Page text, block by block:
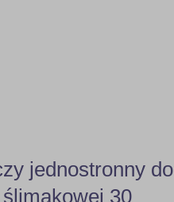
jednostronny do
ślimakowej 30